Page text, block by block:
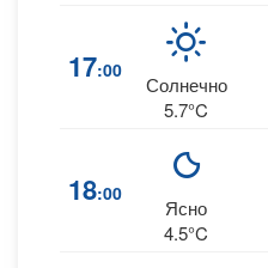
17:00
Солнечно
5.7°C
18:00
Ясно
4.5°C